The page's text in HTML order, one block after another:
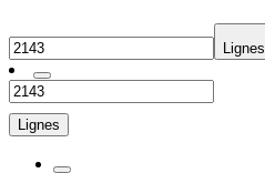
Lignes
Lignes